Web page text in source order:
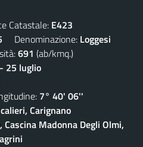
Catastale: E423
Denominazione: Loggesi
691 (ab/kmq.)
25 luglio
7° 40' 06''
Carignano
Cascina Madonna Degli Olmi,